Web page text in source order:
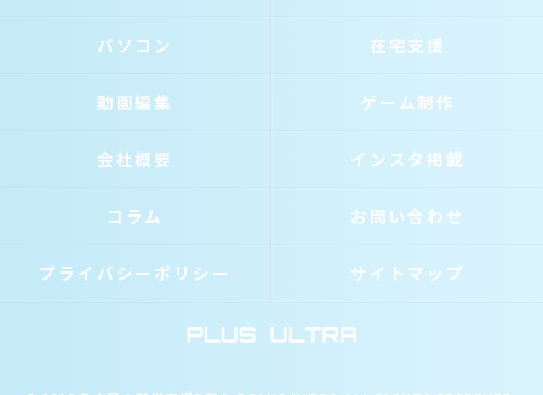
パソコン 在宅支援
動画編集 ゲーム制作
会社概要 インスタ掲載
コラム お問い合わせ
プライバシーポリシー サイトマップ